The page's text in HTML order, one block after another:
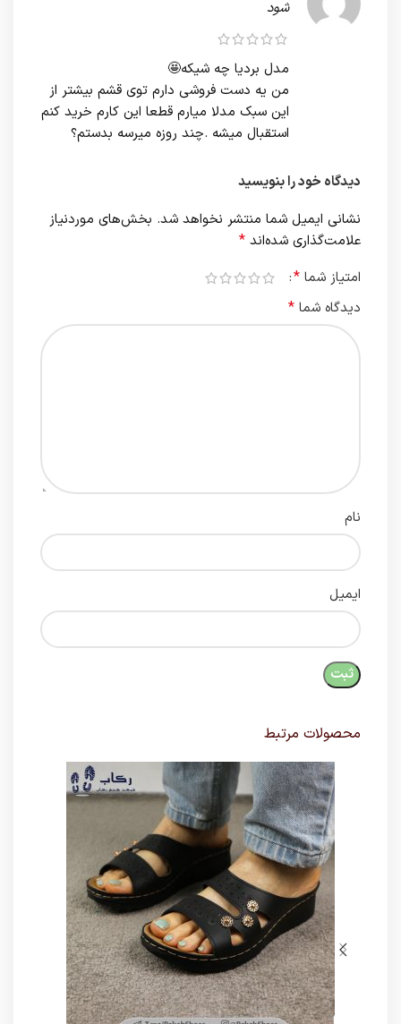
شود
مدل بردیا چه شیکه🤩
من یه دست فروشی دارم توی قشم بیشتر از
این سبک مدلا میارم قطعا این کارم خرید کنم
استقبال میشه .چند روزه میرسه بدستم؟
دیدگاه خود را بنویسید
نشانی ایمیل شما منتشر نخواهد شد. بخش‌های موردنیاز
علامت‌گذاری شده‌اند *
امتیاز شما *
دیدگاه شما *
نام
ایمیل
محصولات مرتبط